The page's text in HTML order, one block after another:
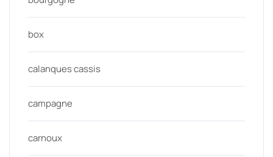
box
calanques cassis
campagne
carnoux